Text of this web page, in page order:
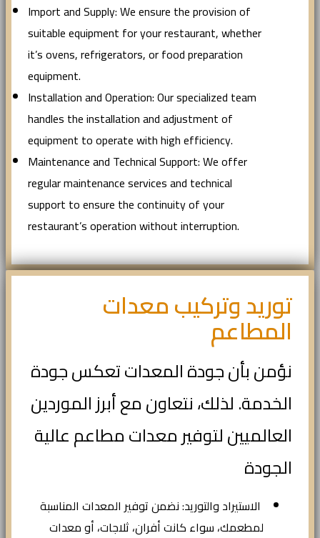
Import and Supply: We ensure the provision of
suitable equipment for your restaurant, whether
it’s ovens, refrigerators, or food preparation
equipment.
Installation and Operation: Our specialized team
handles the installation and adjustment of
equipment to operate with high efficiency.
Maintenance and Technical Support: We offer
regular maintenance services and technical
support to ensure the continuity of your
restaurant’s operation without interruption.
توريد وتركيب معدات
المطاعم
نؤمن بأن جودة المعدات تعكس جودة
الخدمة. لذلك، نتعاون مع أبرز الموردين
العالميين لتوفير معدات مطاعم عالية
الجودة
الاستيراد والتوريد: نضمن توفير المعدات المناسبة
لمطعمك، سواء كانت أفران، ثلاجات، أو معدات